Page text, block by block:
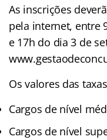
As inscrições
pela internet, entre
e 17h do dia 3 de
Os valores das
Cargos de nível
Cargos de nível